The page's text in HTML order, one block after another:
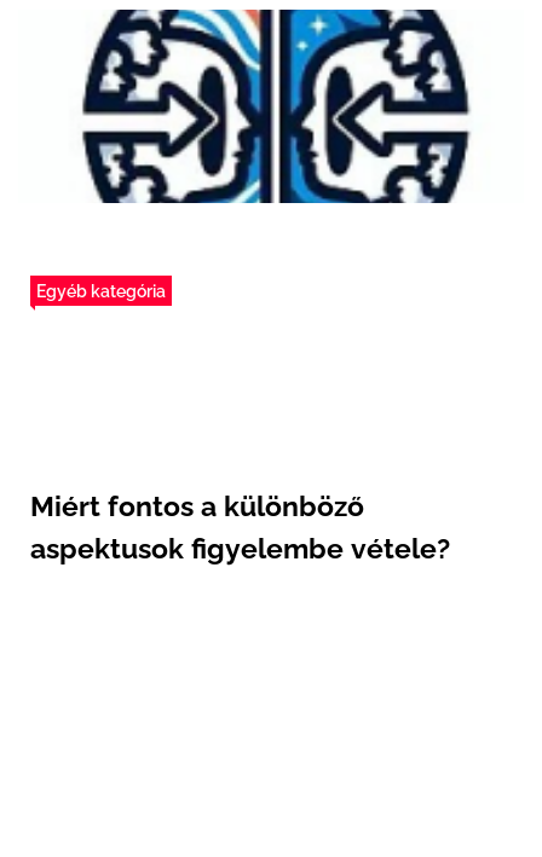
Egyéb kategória
Miért fontos a különböző
aspektusok figyelembe vétele?